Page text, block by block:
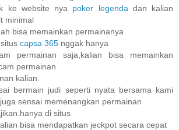
ke website nya poker legenda dan kalian
minimal
bisa memainkan permainanya
capsa 365 nggak hanya
permainan saja,kalian bisa memainkan
permainan
kalian.
bermain judi seperti nyata bersama kami
sensai memenangkan permainan
di situs
bisa mendapatkan jeckpot secara cepat